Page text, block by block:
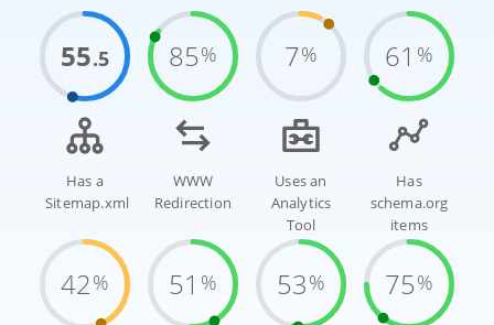
55.5 85% 7% 61 %
Has a
Sitemap.xml
42%
WWW
Redirection
51 %
Uses an
Analytics
Tool
53%
Has
schema.org
items
75%